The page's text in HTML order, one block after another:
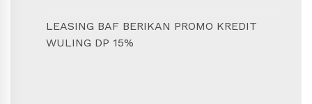
LEASING BAF BERIKAN PROMO KREDIT
WULING DP 15%